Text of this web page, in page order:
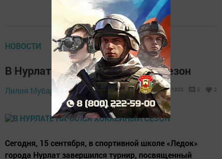
НОВОСТИ
В Нурлате начался хоккейный сезон
Лилия Мубаракшина, 15 сентября 2019 -
18:23
1320 0 2
Сегодня, 15 сентября, в спортивной школе «Ледок»
города Нурлат завершился турнир, посвященный